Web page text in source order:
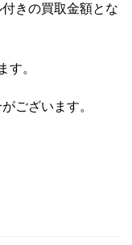
きの買取金額とな
す。
ございます。